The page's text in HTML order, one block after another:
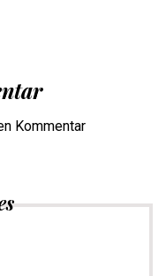
Kommentar